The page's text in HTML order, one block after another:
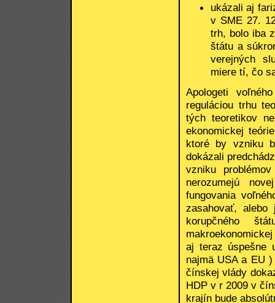
ukázali aj
v SME 27.
trh, bolo iba
štátu a
verejných
miere tí, čo
Apologeti
reguláciou trhu
tých teoretikov
ekonomickej
ktoré by vzniku
dokázali
vzniku
nerozumejú
fungovania
zasahovať, alebo
korupčného
aj teraz úspešne
najmä USA a EU
čínskej vlády
HDP v r 2009 v
krajín bude